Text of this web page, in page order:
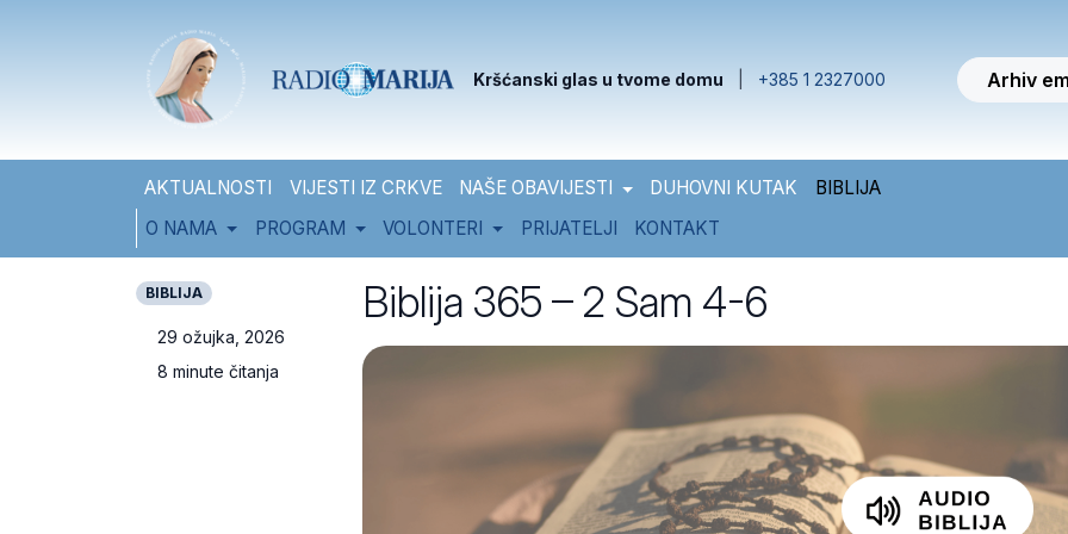
Kršćanski glas u tvome domu +385 1 2327000 Arhiv
AKTUALNOSTI VIJESTI IZ CRKVE NAŠE OBAVIJESTI DUHOVNI KUTAK
BIBLIJA
O NAMA
PROGRAM VOLONTERI PRIJATELJI KONTAKT
BIBLIJA
29 ožujka, 2026
8 minute čitanja
Biblija 365 – 2 Sam 4-6